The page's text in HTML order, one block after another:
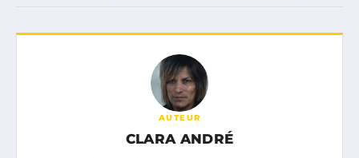
AUTEUR
CLARA ANDRÉ